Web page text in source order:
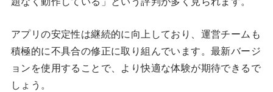
アプリの安定性は継続的に向上しており、運営チームも
積極的に不具合の修正に取り組んでいます。最新バージ
ョンを使用することで、より快適な体験が期待できるで
しょう。